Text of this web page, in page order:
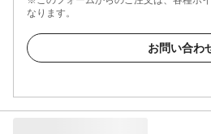
なります。
お問い合わ